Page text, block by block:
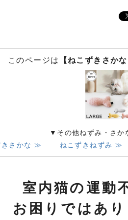
このページは 【ねこずきさか
▼その他ねずみ・さか
きさかな ≫
ねこずきねずみ ≫
室内猫の運動
お困りではあ